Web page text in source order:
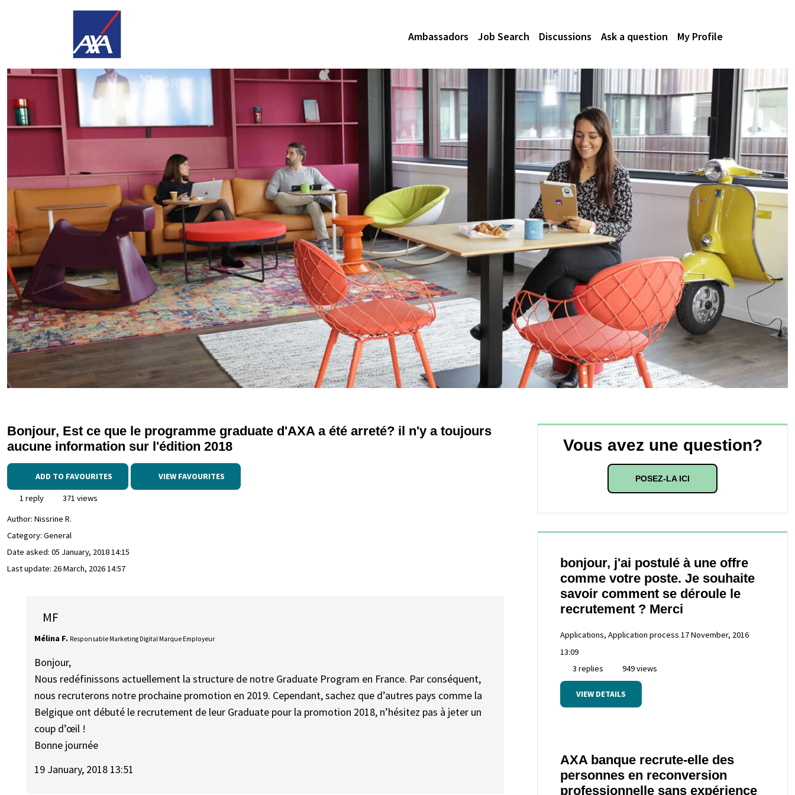
Ambassadors Job Search Discussions Ask a question My Profile
Bonjour, Est ce que le programme graduate d'AXA a été arreté? il n'y a toujours
aucune information sur l'édition 2018
ADD TO FAVOURITES VIEW FAVOURITES
1 reply
371 views
Author: Nissrine R.
Category: General
Date asked: 05 January, 2018 14:15
Last update: 26 March, 2026 14:57
MF
Mélina F. Responsable Marketing Digital Marque Employeur
Bonjour,
Nous redéfinissons actuellement la structure de notre Graduate Program en France. Par conséquent,
nous recruterons notre prochaine promotion en 2019. Cependant, sachez que d’autres pays comme la
Belgique ont débuté le recrutement de leur Graduate pour la promotion 2018, n’hésitez pas à jeter un
coup d’œil !
Bonne journée
19 January, 2018 13:51
Vous avez une question?
POSEZ-LA ICI
bonjour, j'ai postulé à une offre
comme votre poste. Je souhaite
savoir comment se déroule le
recrutement ? Merci
Applications, Application process 17 November, 2016
13:09
3 replies
949 views
VIEW DETAILS
AXA banque recrute-elle des
personnes en reconversion
professionnelle sans expérience